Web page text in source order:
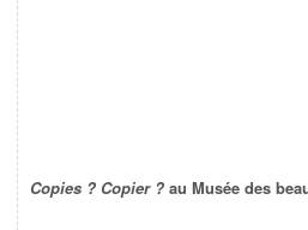
Copies ? Copier ? au Musée des